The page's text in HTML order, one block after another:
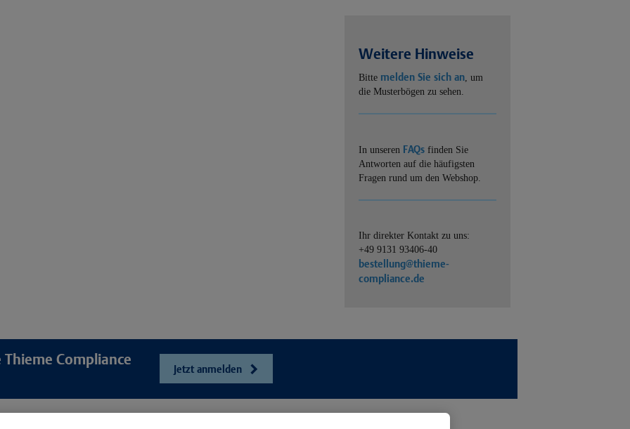
Weitere Hinweise
Bitte melden Sie sich an, um
die Musterbögen zu sehen.
In unseren FAQs finden Sie
Antworten auf die häufigsten
Fragen rund um den Webshop.
Ihr direkter Kontakt zu uns:
+49 9131 93406-40
bestellung@thieme-
compliance.de
Compliance
Jetzt anmelden